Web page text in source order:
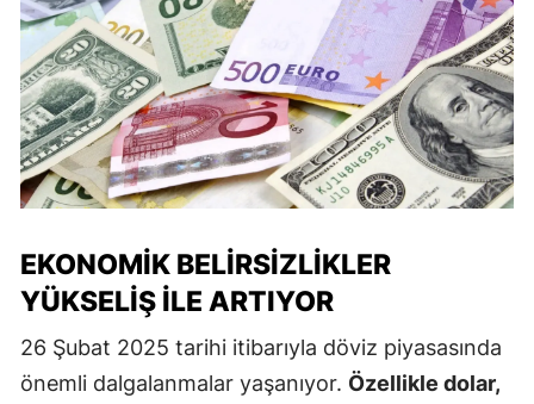
EKONOMIK BELIRSIZLIKLER
YÜKSELIŞ ILE ARTIYOR
26 Şubat 2025 tarihi itibarıyla döviz piyasasında
önemli dalgalanmalar yaşanıyor. Özellikle dolar,